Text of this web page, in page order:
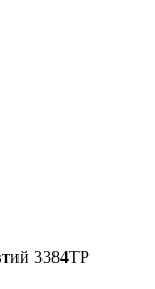
3384ТР